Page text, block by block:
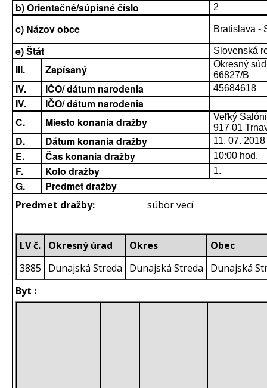
b) Orientačné/súpisné číslo 2
c) Názov obce Bratislava -
e) Štát Slovenská
III. Zapísaný
Okresný
66827/B
IV. IČO/ dátum narodenia 45684618
IV.
IČO/ dátum narodenia
C.
Miesto konania dražby
Veľký
917 01
D. Dátum konania dražby 11. 07. 2018
E. Čas konania dražby 10:00 hod.
F. Kolo dražby 1.
G. Predmet dražby
Predmet dražby: súbor vecí
LV č. Okresný úrad Okres
Obec
3885
Dunajská Streda Dunajská Streda
Dunajská
Byt :